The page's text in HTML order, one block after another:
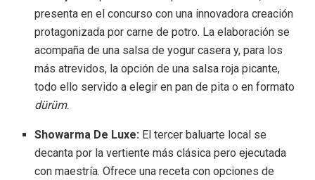
presenta en el concurso con una innovadora creación
protagonizada por carne de potro. La elaboración se
acompaña de una salsa de yogur casera y, para los
más atrevidos, la opción de una salsa roja picante,
todo ello servido a elegir en pan de pita o en formato
dürüm.
Showarma De Luxe: El tercer baluarte local se
decanta por la vertiente más clásica pero ejecutada
con maestría.Ofrece una receta con opciones de